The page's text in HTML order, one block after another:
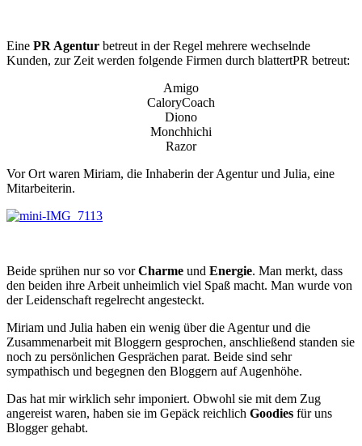
Eine PR Agentur betreut in der Regel mehrere wechselnde
Kunden, zur Zeit werden folgende Firmen durch blattertPR betreut:
Amigo
CaloryCoach
Diono
Monchhichi
Razor
Vor Ort waren Miriam, die Inhaberin der Agentur und Julia, eine
Mitarbeiterin.
Beide sprühen nur so vorCharme und Energie. Man merkt, dass
den beiden ihre Arbeit unheimlich viel Spaß macht. Man wurde von
der Leidenschaft regelrecht angesteckt.
Miriam und Julia haben ein wenig über die Agentur und die
Zusammenarbeit mit Bloggern gesprochen, anschließend standen sie
noch zu persönlichen Gesprächen parat. Beide sind sehr
sympathisch und begegnen den Bloggern auf Augenhöhe.
Das hat mir wirklich sehr imponiert. Obwohl sie mit dem Zug
angereist waren, haben sie im Gepäck reichlich Goodies für uns
Blogger gehabt.